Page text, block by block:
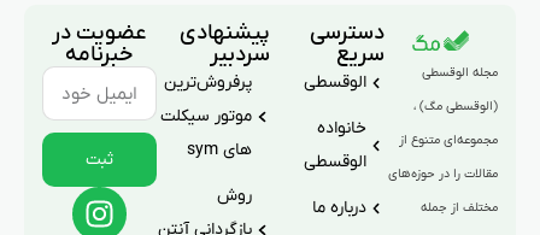
مجله الوقسطی
(الوقسطی مگ) ،
مجموعه‌ای متنوع از
مقالات را در حوزه‌های
مختلف از جمله
دسترسی
سریع
الوقسطی
خانواده
الوقسطی
درباره ما
پیشنهادی
سردبیر
پرفروش‌ترین
موتور سیکلت
های sym
روش
بازگردانی آنتن
عضویت در
خبرنامه
ثبت